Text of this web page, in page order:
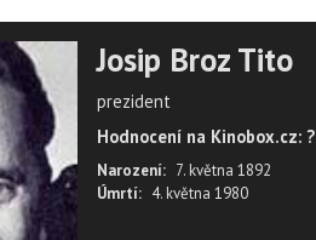
Josip Broz Tito
prezident
Hodnocení na Kinobox.cz: ?
Narození: 7. května 1892
Úmrtí: 4. května 1980